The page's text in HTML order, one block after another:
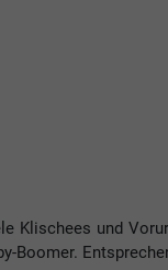
Klischees und
Boomer.